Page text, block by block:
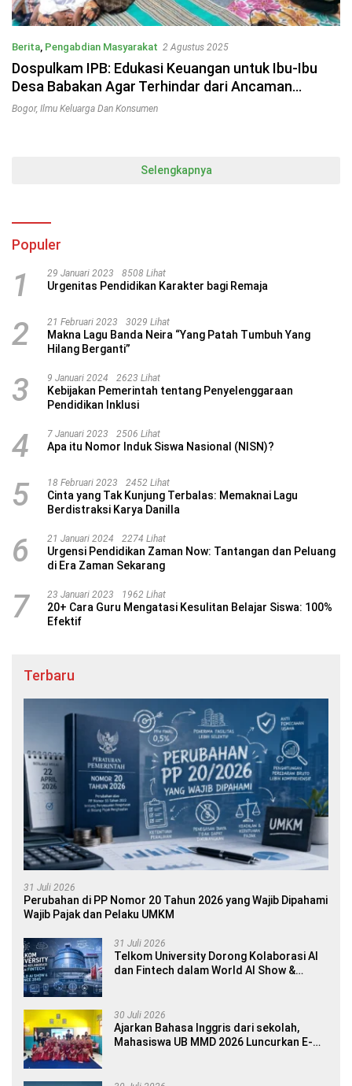
Berita, Pengabdian Masyarakat 2 Agustus 2025
Dospulkam IPB: Edukasi Keuangan untuk Ibu-Ibu
Desa Babakan Agar Terhindar dari Ancaman
Pinjaman Ilegal
Bogor, Ilmu Keluarga Dan Konsumen
Selengkapnya
Populer
1 29 Januari 2023 8508 Lihat
Urgenitas Pendidikan Karakter bagi Remaja
2 21 Februari 2023 3029 Lihat
Makna Lagu Banda Neira “Yang Patah Tumbuh Yang
Hilang Berganti”
3 9 Januari 2024 2623 Lihat
Kebijakan Pemerintah tentang Penyelenggaraan
Pendidikan Inklusi
4 7 Januari 2023 2506 Lihat
Apa itu Nomor Induk Siswa Nasional (NISN)?
5 18 Februari 2023 2452 Lihat
Cinta yang Tak Kunjung Terbalas: Memaknai Lagu
Berdistraksi Karya Danilla
6 21 Januari 2024 2274 Lihat
Urgensi Pendidikan Zaman Now: Tantangan dan Peluang
di Era Zaman Sekarang
7 23 Januari 2023 1962 Lihat
20+ Cara Guru Mengatasi Kesulitan Belajar Siswa: 100%
Efektif
Terbaru
31 Juli 2026
Perubahan di PP Nomor 20 Tahun 2026 yang Wajib Dipahami
Wajib Pajak dan Pelaku UMKM
31 Juli 2026
Telkom University Dorong Kolaborasi AI
dan Fintech dalam World AI Show &
30 Juli 2026
Ajarkan Bahasa Inggris dari sekolah,
Mahasiswa UB MMD 2026 Luncurkan E-